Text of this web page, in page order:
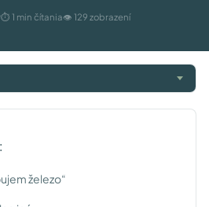
⏱ 1 min čítania👁 129 zobrazení
železo“